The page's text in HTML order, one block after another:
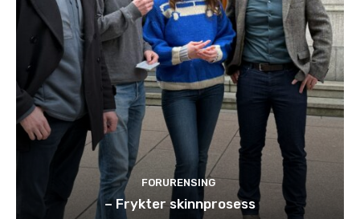
FORURENSING
– Frykter skinnprosess